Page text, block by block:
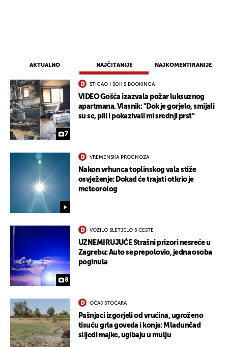
AKTUALNO NAJČITANIJE NAJKOMENTIRANIJE
7
STIGAO I ŠOK S BOOKINGA
VIDEO Gošća izazvala požar luksuznog
apartmana. Vlasnik: "Dok je gorjelo, smijali
su se, pili i pokazivali mi srednji prst"
VREMENSKA PROGNOZA
Nakon vrhunca toplinskog vala stiže
osvježenje: Dokad će trajati otkrio je
meteorolog
8
VOZILO SLETJELO S CESTE
UZNEMIRUJUĆE Strašni prizori nesreće u
Zagrebu: Auto se prepolovio, jedna osoba
poginula
OČAJ STOČARA
Pašnjaci izgorjeli od vrućina, ugroženo
tisuću grla goveda i konja: Mladunčad
slijedi majke, ugibaju u mulju
UKLJUČITE NOTIFIKACIJE